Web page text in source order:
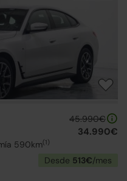
590km(1)
45.990€
34.990€
Desde 513€/mes